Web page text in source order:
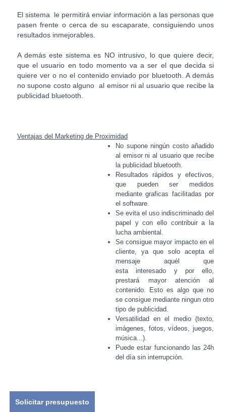
El sistema le permitirá enviar información a las personas que
pasen frente o cerca de su escaparate, consiguiendo unos
resultados inmejorables.
A demás este sistema es NO intrusivo, lo que quiere decir,
que el usuario en todo momento va a ser el que decida si
quiere ver o no el contenido enviado por bluetooth. A demás
no supone costo alguno al emisor ni al usuario que recibe la
publicidad bluetooth.
Ventajas del Marketing de Proximidad
No supone ningún costo añadido
al emisor ni al usuario que recibe
la publicidad bluetooth.
Resultados rápidos y efectivos,
que pueden ser medidos
mediante graficas facilitadas por
el software.
Se evita el uso indiscriminado del
papel y con ello contribuir a la
lucha ambiental.
Se consigue mayor impacto en el
cliente, ya que solo acepta el
mensaje aquél que
esta interesado y por ello,
prestará mayor atención al
contenido. Esto es algo que no
se consigue mediante ningun otro
tipo de publicidad.
Versatilidad en el medio (texto,
imágenes, fotos, vídeos, juegos,
música...).
Puede estar funcionando las 24h
del día sin interrupción.
Solicitar presupuesto